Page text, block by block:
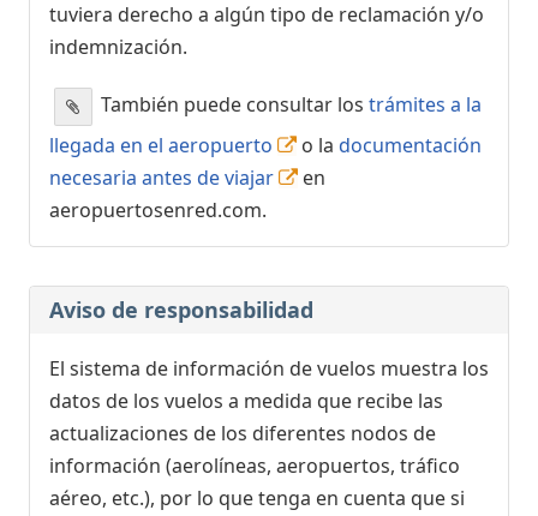
tuviera derecho a algún tipo de reclamación y/o
indemnización.
También puede consultar los trámites a la
llegada en el aeropuerto
o la documentación
necesaria antes de viajar
en
aeropuertosenred.com.
Aviso de responsabilidad
El sistema de información de vuelos muestra los
datos de los vuelos a medida que recibe las
actualizaciones de los diferentes nodos de
información (aerolíneas, aeropuertos, tráfico
aéreo, etc.), por lo que tenga en cuenta que si